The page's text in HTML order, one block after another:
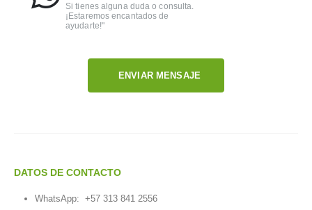
Si tienes alguna duda o consulta.
¡Estaremos encantados de
ayudarte!"
ENVIAR MENSAJE
DATOS DE CONTACTO
WhatsApp: +57 313 841 2556